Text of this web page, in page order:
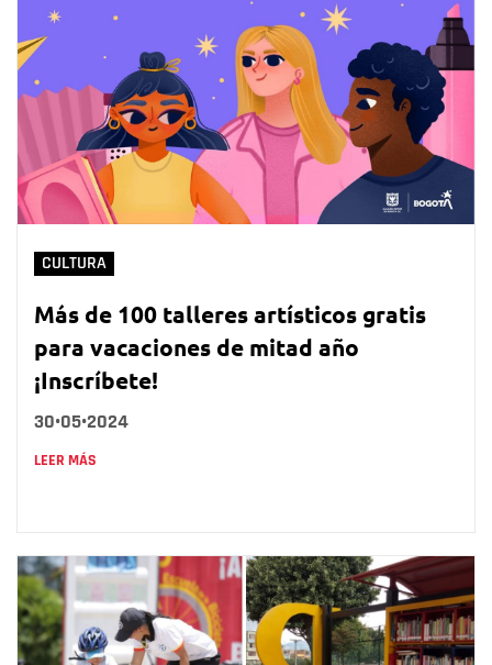
CULTURA
Más de 100 talleres artísticos gratis
para vacaciones de mitad año
¡Inscríbete!
30•05•2024
LEER MÁS